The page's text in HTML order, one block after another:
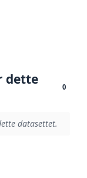
dette
0
datasettet.